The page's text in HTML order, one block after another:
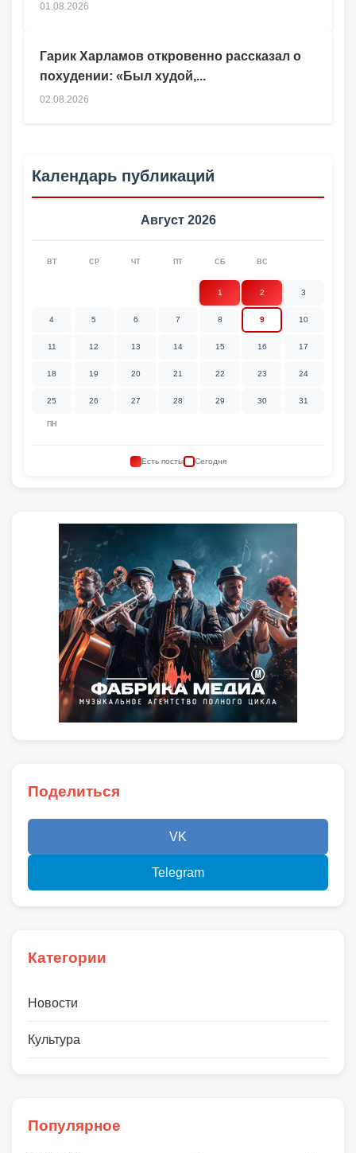
Гарик Харламов откровенно рассказал о
похудении: «Был худой,...
02.08.2026
01.08.2026
Календарь публикаций
Август 2026
ПН
ВТ СР ЧТ ПТ СБ ВС
1 2 3
4 5 6 7 8 9 10
11 12 13 14 15 16 17
18 19 20 21 22 23 24
25 26 27 28 29 30 31
Есть посты Сегодня
Поделиться
VK
Telegram
Категории
Новости
Культура
Популярное